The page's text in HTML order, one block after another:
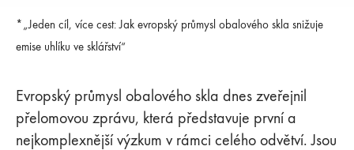
*„Jeden cíl, více cest: Jak evropský průmysl obalového skla snižuje
emise uhlíku ve sklářství“
Evropský průmysl obalového skla dnes zveřejnil
přelomovou zprávu, která představuje první a
nejkomplexnější výzkum v rámci celého odvětví. Jsou